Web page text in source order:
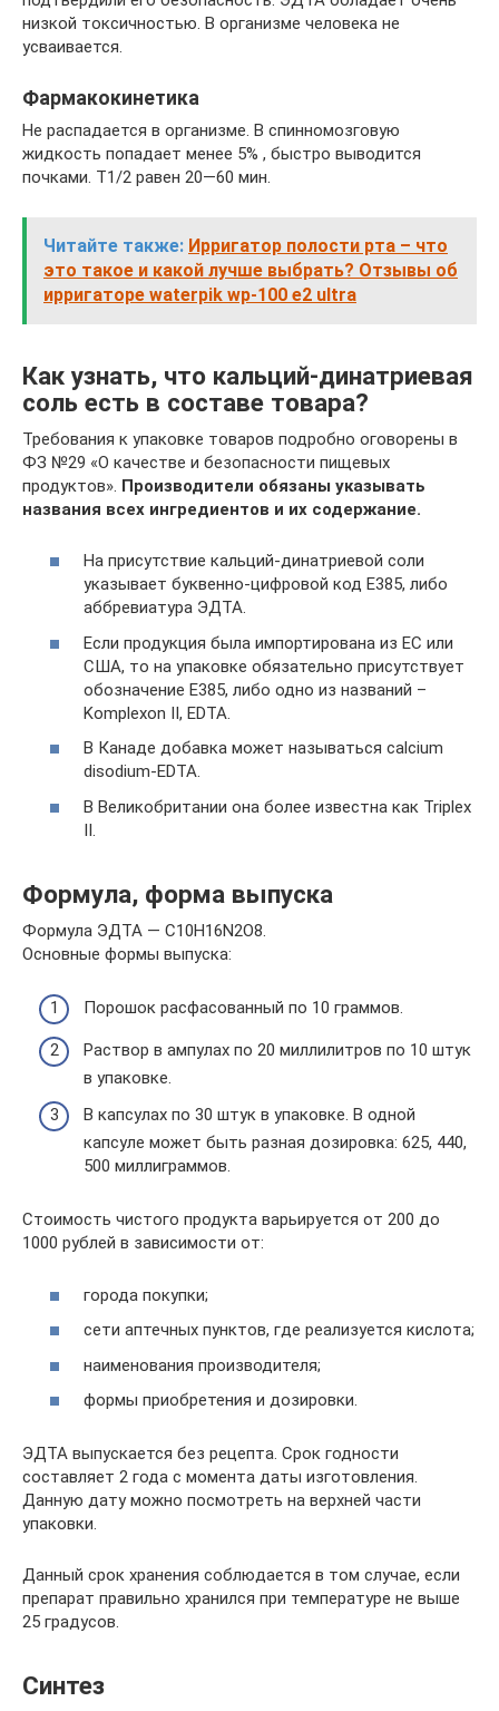
низкой токсичностью. В организме человека не
усваивается.
Фармакокинетика
Не распадается в организме. В спинномозговую
жидкость попадает менее 5% , быстро выводится
почками. Т1/2 равен 20—60 мин.
Читайте также: Ирригатор полости рта – что
это такое и какой лучше выбрать? Отзывы об
ирригаторе waterpik wp-100 e2 ultra
Как узнать, что кальций-динатриевая
соль есть в составе товара?
Требования к упаковке товаров подробно оговорены в
ФЗ №29 «О качестве и безопасности пищевых
продуктов». Производители обязаны указывать
названия всех ингредиентов и их содержание.
На присутствие кальций-динатриевой соли
указывает буквенно-цифровой код Е385, либо
аббревиатура ЭДТА.
Если продукция была импортирована из ЕС или
США, то на упаковке обязательно присутствует
обозначение Е385, либо одно из названий –
Komplexon II, EDTA.
В Канаде добавка может называться calcium
disodium-EDTA.
В Великобритании она более известна как Triplex
II.
Формула, форма выпуска
Формула ЭДТА — C10H16N2O8.
Основные формы выпуска:
Порошок расфасованный по 10 граммов.
Раствор в ампулах по 20 миллилитров по 10 штук
в упаковке.
В капсулах по 30 штук в упаковке. В одной
капсуле может быть разная дозировка: 625, 440,
500 миллиграммов.
Стоимость чистого продукта варьируется от 200 до
1000 рублей в зависимости от:
города покупки;
сети аптечных пунктов, где реализуется кислота;
наименования производителя;
формы приобретения и дозировки.
ЭДТА выпускается без рецепта. Срок годности
составляет 2 года с момента даты изготовления.
Данную дату можно посмотреть на верхней части
упаковки.
Данный срок хранения соблюдается в том случае, если
препарат правильно хранился при температуре не выше
25 градусов.
Синтез